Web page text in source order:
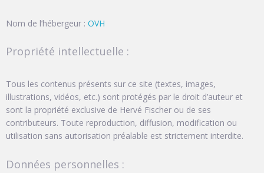
Nom de l’hébergeur : OVH
Propriété intellectuelle :
Tous les contenus présents sur ce site (textes, images,
illustrations, vidéos, etc.) sont protégés par le droit d’auteur et
sont la propriété exclusive de Hervé Fischer ou de ses
contributeurs. Toute reproduction, diffusion, modification ou
utilisation sans autorisation préalable est strictement interdite.
Données personnelles :